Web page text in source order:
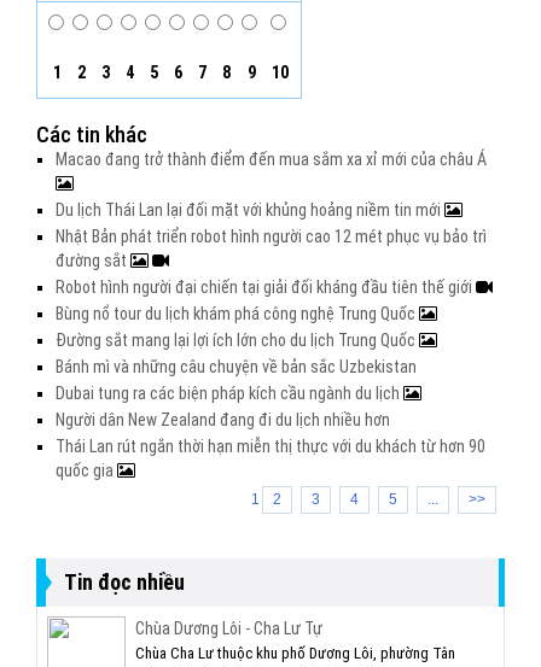
1 2 3 4 5 6 7 8 9 10
Các tin khác
Macao đang trở thành điểm đến mua sắm xa xỉ mới của châu Á
Du lịch Thái Lan lại đối mặt với khủng hoảng niềm tin mới
Nhật Bản phát triển robot hình người cao 12 mét phục vụ bảo trì
đường sắt
Robot hình người đại chiến tại giải đối kháng đầu tiên thế giới
Bùng nổ tour du lịch khám phá công nghệ Trung Quốc
Đường sắt mang lại lợi ích lớn cho du lịch Trung Quốc
Bánh mì và những câu chuyện về bản sắc Uzbekistan
Dubai tung ra các biện pháp kích cầu ngành du lịch
Người dân New Zealand đang đi du lịch nhiều hơn
Thái Lan rút ngắn thời hạn miễn thị thực với du khách từ hơn 90
quốc gia
1 2 3 4 5 ... >>
Tin đọc nhiều
Chùa Dương Lôi - Cha Lư Tự
Chùa Cha Lư thuộc khu phố Dương Lôi, phường Tân